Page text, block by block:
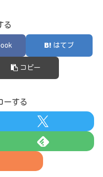
る
はてブ
コピー
ーする